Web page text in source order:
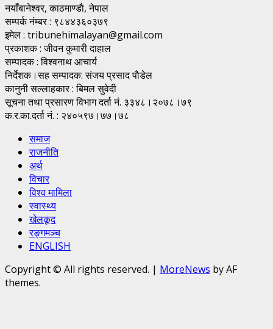
नयाँबानेश्वर, काठमाण्डाै, नेपाल
सम्पर्क नंम्बर : ९८४४३६०३७९
इमेल : tribunehimalayan@gmail.com
प्रकाशक : जीवन कुमारी दाहाल
सम्पादक : विश्वनाथ आचार्य
निर्देशक।सह सम्पादक: संजय प्रसाद पाैडेल
कानुनी सल्लाहकार : बिमल सुवेदी
सूचना तथा प्रसारण विभाग दर्ता नं. ३३४८।२०७८।७९
क.र.का.दर्ता नं. : २४०५९७।७७।७८
समाज
राजनीति
अर्थ
विचार
विश्व मामिला
स्वास्थ्य
खेलकूद
रङ्गमञ्च
ENGLISH
Copyright © All rights reserved. | MoreNews by AF
themes.